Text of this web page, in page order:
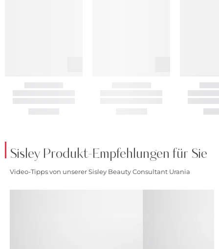
Sisley Produkt-Empfehlungen für Sie
Video-Tipps von unserer Sisley Beauty Consultant Urania